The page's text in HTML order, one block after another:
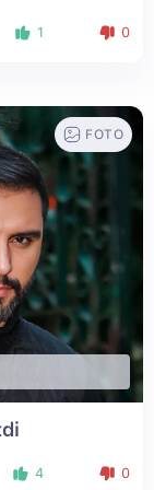
1 0
FOTO
4 0